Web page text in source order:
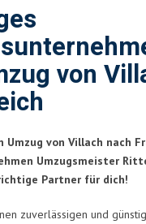
von
Umzug von Villach nach
Umzugsmeister
Partner für dich!
zuverlässigen und